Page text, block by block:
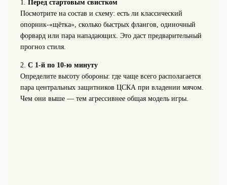
1. Перед стартовым свистком
Посмотрите на состав и схему: есть ли классический
опорник-«щётка», сколько быстрых флангов, одиночный
форвард или пара нападающих. Это даст предварительный
прогноз стиля.
2. С 1-й по 10-ю минуту
Определите высоту обороны: где чаще всего располагается
пара центральных защитников ЦСКА при владении мячом.
Чем они выше — тем агрессивнее общая модель игры.